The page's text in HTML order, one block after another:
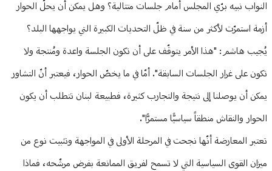
النواب نبيه برّي المجلس أمام جلسات متتالية؟ وهل يمكن أن يحلّ الحوار
أزمة استمرّت لأكثر من سنة في ظلّ التحديات الكبيرة التي يواجهها البلد؟
يُجيب هاشم: "هذا الأمر يتوقّف على أن تكون الجلسة واعدة ومُنتجة ولا
تكون على غرار الجلسات السابقة". أمّا في ما يخصّ الحوار، فيعتبر أنّ التشاور
يمكن أن يوصلنا إلى نتيجة والتجارب كثيرة، فطبيعة لبنان تتطلب أن يكون
الحوار والنقاش منطقاً سياسيًّا مستمرًّا".
تعتبر المعارضة أنّها نجحت في المرحلة الأولى في المواجهة وتثبيت نوع من
ميزان القوى السياسية التي لا تسمح لفريق الممانعة بفرض مرشّحه، فماذا